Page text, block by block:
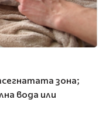
зона;
вода или